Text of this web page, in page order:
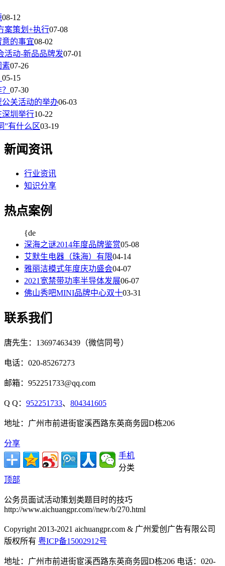
08-12
案策划+执行07-08
的事宜08-02
活动-新品品牌发07-01
素07-26
05-15
07-30
关活动的举办06-03
深圳举行10-22
”有什么区03-19
新闻资讯
行业资讯
知识分享
热点案例
{de
深海之谜2014年度品牌鉴赏05-08
艾默生电器（珠海）有限04-14
雅丽洁模式年度庆功盛会04-07
2021宽禁带功率半导体发展06-07
佛山秀吧MINI品牌中心双十03-31
联系我们
唐先生：13697463439（微信同号）
电话：020-85267273
邮箱：952251733@qq.com
Q Q： 952251733、 804341605
地址：广州市前进街宦溪西路东英商务园D栋206
分享
手机
分类
顶部
公务员面试活动策划类题目时的技巧
http://www.aichuangpr.com//new/b/270.html
Copyright 2013-2021 aichuangpr.com & 广州爱创广告有限公司
版权所有 粤ICP备15002912号
地址：广州市前进街宦溪西路东英商务园D栋206 电话：020-